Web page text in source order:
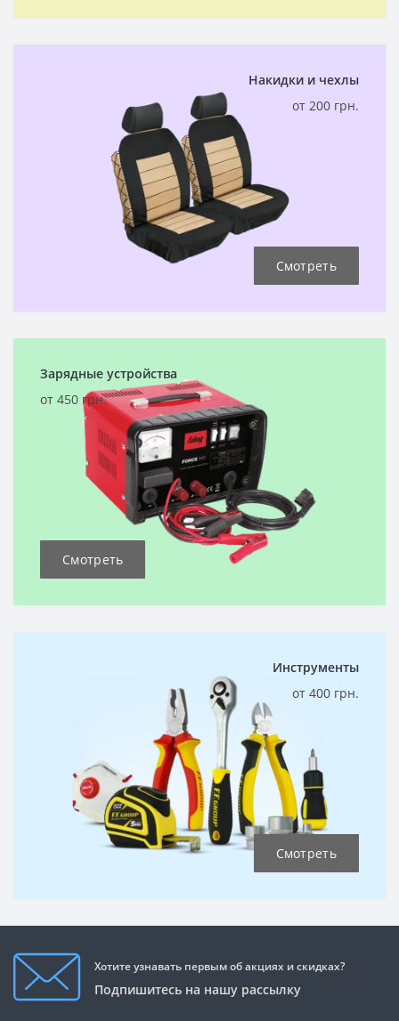
Накидки и чехлы
от 200 грн.
Смотреть
Зарядные устройства
от 450 грн.
Смотреть
Инструменты
от 400 грн.
Смотреть
Хотите узнавать первым об акциях и скидках?
Подпишитесь на нашу рассылку